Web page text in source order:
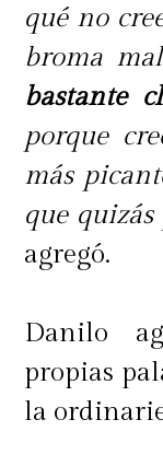
La cara
qué no
broma
bastante
porque
más
que quizás
agregó.
Danilo
propias
la